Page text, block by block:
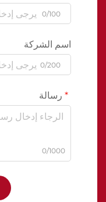
0/100
اسم الشركة
0/200
رسالة
0/1000